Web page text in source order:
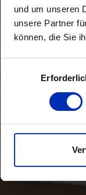
und um unseren
unsere Partner
können, die Sie